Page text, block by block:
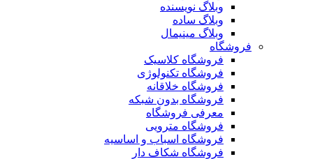
وبلاگ نویسنده
وبلاگ ساده
وبلاگ مینیمال
فروشگاه
فروشگاه کلاسیک
فروشگاه تکنولوژی
فروشگاه خلاقانه
فروشگاه بدون شبکه
معرفی فروشگاه
فروشگاه مترویی
فروشگاه اسباب و اساسیه
فروشگاه شکاف دار